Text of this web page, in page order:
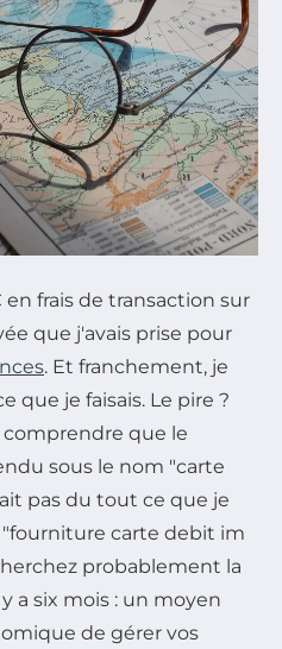
frais de transaction sur
que j'avais prise pour
. Et franchement, je
que je faisais. Le pire ?
comprendre que le
sous le nom "carte
pas du tout ce que je
"fourniture carte debit im
probablement la
a six mois : un moyen
de gérer vos